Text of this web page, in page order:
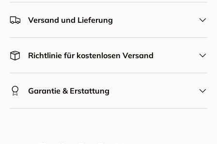
Versand und Lieferung
Richtlinie für kostenlosen Versand
Garantie & Erstattung